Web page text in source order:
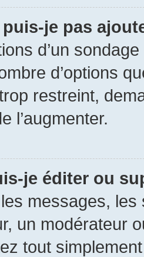
je pas
d’un
d’options
restreint,
l’augmenter.
je éditer ou
messages,
un modérateur
tout